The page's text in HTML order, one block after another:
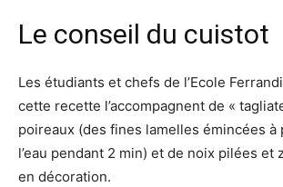
Le conseil du cuistot
Les étudiants et chefs de l’Ecole
cette recette l’accompagnent de «
poireaux (des fines lamelles émincées à
l’eau pendant 2 min) et de noix pilées et
en décoration.